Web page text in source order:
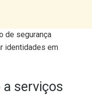
de segurança
identidades em
serviços